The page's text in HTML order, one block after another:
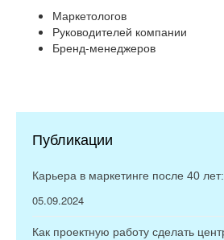
Маркетологов
Руководителей компании
Бренд-менеджеров
Публикации
Карьера в маркетинге после 40
05.09.2024
Как проектную работу сделать